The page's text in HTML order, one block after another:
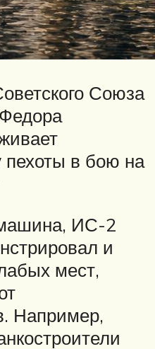
Союза
пехоты в бою на
ИС-2
и
мест,
Например,